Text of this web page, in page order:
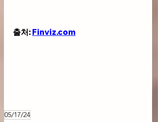
출처: Finviz.com
05/17/24